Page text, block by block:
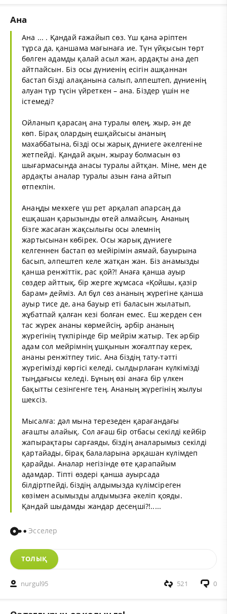
Ана
Ана ... . Қандай ғажайып сөз. Үш қана әріптен
тұрса да, қаншама мағынаға ие. Түн үйқысын төрт
бөлген адамды қалай асыл жан, ардақты ана деп
айтпайсын. Біз осы дүниенің есігін ашқаннан
бастап бізді алақанына салып, әлпештеп, дүниенің
алуан түр түсін үйреткен – ана. Біздер үшін не
істемеді?
Ойланып қарасаң ана туралы өлең, жыр, ән де
көп. Бірақ олардың ешқайсысы ананың
махаббатына, бізді осы жарық дүниеге әкелгеніне
жетпейді. Қандай ақын, жырау болмасын өз
шығармасында анасы туралы айтқан. Міне, мен де
ардақты аналар туралы азын ғана айтып
өтпекпін.
Анаңды меккеге үш рет арқалап апарсаң да
ешқашан қарызынды өтей алмайсың. Ананың
бізге жасаған жақсылығы осы әлемнің
жартысынан көбірек. Осы жарық дүниеге
келгеннен бастап өз мейірімін аямай, бауырына
басып, әлпештеп келе жатқан жан. Біз анамызды
қанша ренжіттік, рас қой?! Анаға қанша ауыр
сөздер айттық, бір жерге жұмсаса «Қойшы, қазір
барам» дейміз. Ал бұл сөз ананың жүрегіне қанша
ауыр тисе де, ана бауыр еті баласын жылатып,
жұбатпай қалған кезі болған емес. Еш жерден сен
тас жүрек ананы көрмейсің, әрбір ананың
жүрегінің түкпірінде бір мейрім жатыр. Тек әрбір
адам сол мейрімнің ұшқынын жоғалтпау керек,
ананы ренжітпеу тиіс. Ана біздің тату-тәтті
жүрегімізді көргісі келеді, сылдырлаған күлкімізді
тыңдағысы келеді. Бұның өзі анаға бір үлкен
бақытты сезінгенге тең. Ананың жүрегінің жылуы
шексіз.
Мысалға: дәл мына терезеден қарағандағы
ағашты алайық. Сол ағаш бір отбасы секілді кейбір
жапырақтары сарғаяды, біздің аналарымыз секілді
қартайады, бірақ балаларына әрқашан күлімдеп
қарайды. Аналар негізінде өте қарапайым
адамдар. Тіпті өздері қанша ауырсада
білдіртпейді, біздің алдымызда күлімсіреген
көзімен асымызды алдымызға әкеліп қояды.
Қандай шыдамды жандар десеңші?!.....
Эсселер
ТОЛЫҚ
nurgul95 0
521